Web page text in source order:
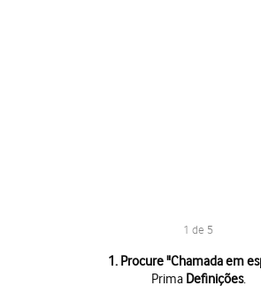
1 de 5
1. Procure "Chamada em
Prima Definições.